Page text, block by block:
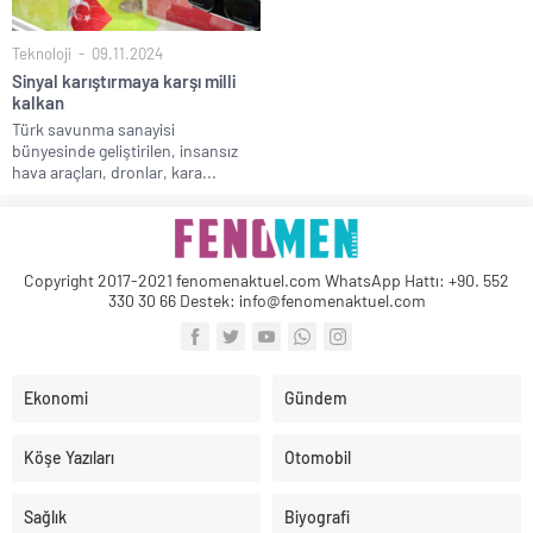
Teknoloji 09.11.2024
Sinyal karıştırmaya karşı milli
kalkan
Türk savunma sanayisi
bünyesinde geliştirilen, insansız
hava araçları, dronlar, kara...
Copyright 2017-2021 fenomenaktuel.com WhatsApp Hattı: +90. 552
330 30 66 Destek: info@fenomenaktuel.com
Ekonomi Gündem
Köşe Yazıları Otomobil
Sağlık Biyografi